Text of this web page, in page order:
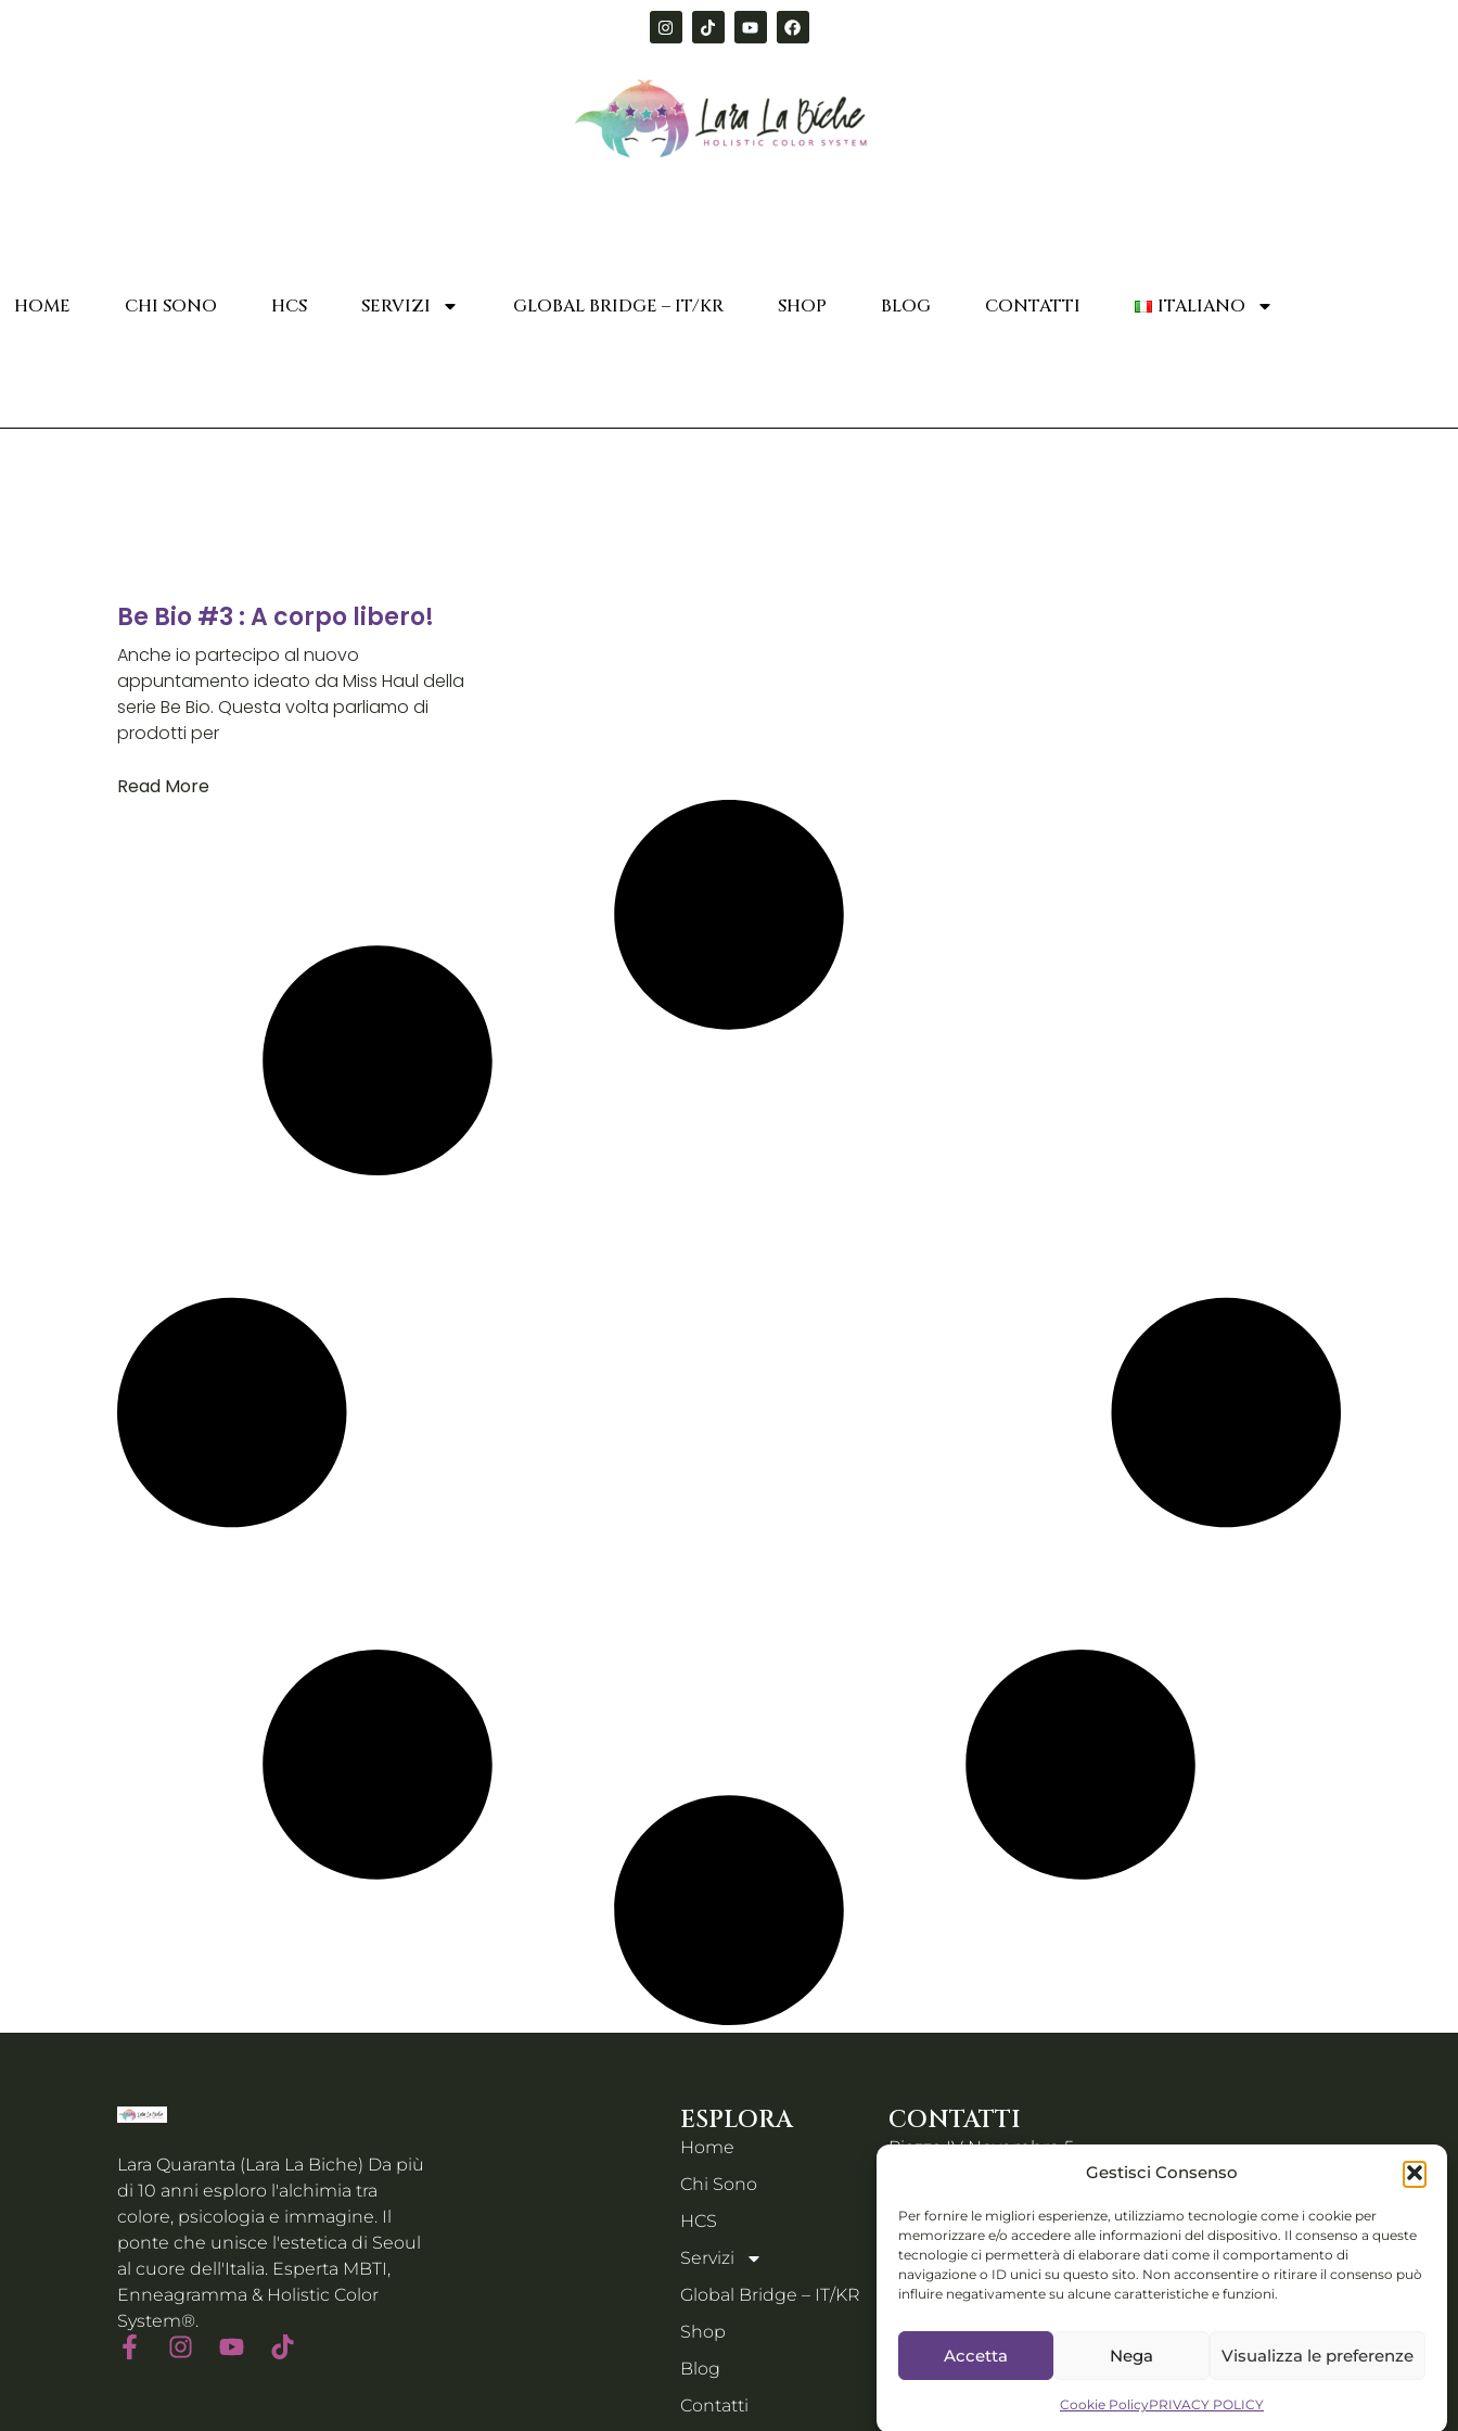
Gestisci Consenso
Per fornire le migliori esperienze, utilizziamo tecnologie come i cookie per
memorizzare e/o accedere alle informazioni del dispositivo. Il consenso a queste
tecnologie ci permetterà di elaborare dati come il comportamento di
navigazione o ID unici su questo sito. Non acconsentire o ritirare il consenso può
influire negativamente su alcune caratteristiche e funzioni.
Accetta Nega Visualizza le preferenze
Cookie PolicyPRIVACY POLICY
HOME CHI SONO HCS SERVIZI GLOBAL BRIDGE – IT/KR SHOP BLOG CONTATTI ITALIANO
Be Bio #3 : A corpo libero!
Anche io partecipo al nuovo
appuntamento ideato da Miss Haul della
serie Be Bio. Questa volta parliamo di
prodotti per
Read More
Lara Quaranta (Lara La Biche) Da più
di 10 anni esploro l'alchimia tra
colore, psicologia e immagine. Il
ponte che unisce l'estetica di Seoul
al cuore dell'Italia. Esperta MBTI,
Enneagramma & Holistic Color
System®.
ESPLORA
Home
Chi Sono
HCS
Servizi
Global Bridge – IT/KR
Shop
Blog
Contatti
CONTATTI
Piazza IV Novembre 5,
Email:
holisticcolorsystem@gmail.com
Collabs: Disponibile per
festival e talent
management